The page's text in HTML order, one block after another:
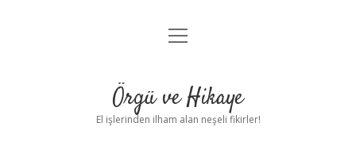
Anasayfa
Yasal Uyarı
menüyü
Örgü ve Hikaye
El işlerinden ilham alan neşeli fikirler!